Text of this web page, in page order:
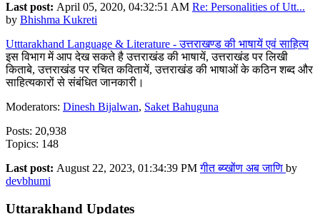
Last post: April 05, 2020, 04:32:51 AM Re: Personalities of Utt...
by Bhishma Kukreti
Utttarakhand Language & Literature - उत्तराखण्ड की भाषायें एवं साहित्य
इस विभाग में आप देख सकते है उत्तराखंड की भाषायें, उत्तराखंड पर लिखी
किताबे, उत्तराखंड पर रचित कवितायें, उत्तराखंड की भाषाओं के कठिन शब्द और
साहित्यकारों से संबंधित जानकारी।
Moderators: Dinesh Bijalwan, Saket Bahuguna
Posts: 20,938
Topics: 148
Last post: August 22, 2023, 01:34:39 PMगीत ब्य्खोंण अब जाणि by
devbhumi
Uttarakhand Updates